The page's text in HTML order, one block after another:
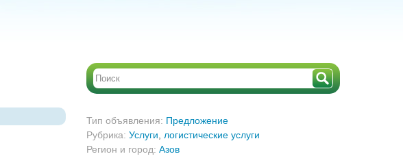
Тип объявления: Предложение
Рубрика: Услуги
логистические услуги
Регион и город: Азов